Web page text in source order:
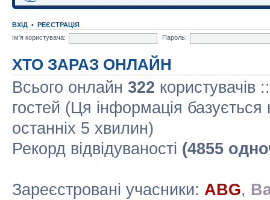
ВХІД • РЕЄСТРАЦІЯ
Ім'я користувача:
Пароль:
ХТО ЗАРАЗ ОНЛАЙН
Всього онлайн 322 користувачів
гостей (Ця інформація базується
останніх 5 хвилин)
Рекорд відвідуваності (4855
Зареєстровані учасники: ABG,